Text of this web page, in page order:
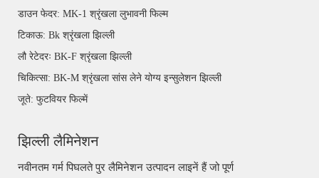
डाउन फेदर: MK-1 श्रृंखला लुभावनी फिल्म
टिकाऊ: Bk श्रृंखला झिल्ली
लौ रेटेदरः BK-F श्रृंखला झिल्ली
चिकित्सा: BK-M श्रृंखला सांस लेने योग्य इन्सुलेशन झिल्ली
जूते: फुटवियर फिल्में
झिल्ली लैमिनेशन
नवीनतम गर्म पिघलते पुर लैमिनेशन उत्पादन लाइनें हैं जो पूर्ण